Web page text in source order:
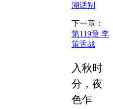
湖话别
下一章：
第119章 李
策舌战
入秋时
分，夜
色乍